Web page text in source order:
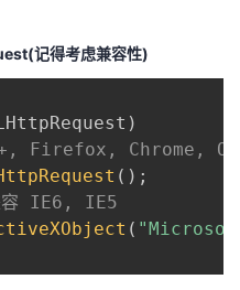
记得考虑兼容性)
)
Firefox, Chrome,
( ) ;
IE6, IE5
(